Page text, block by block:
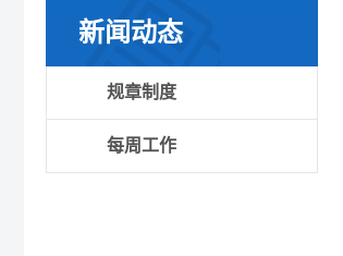
新闻动态
规章制度
每周工作